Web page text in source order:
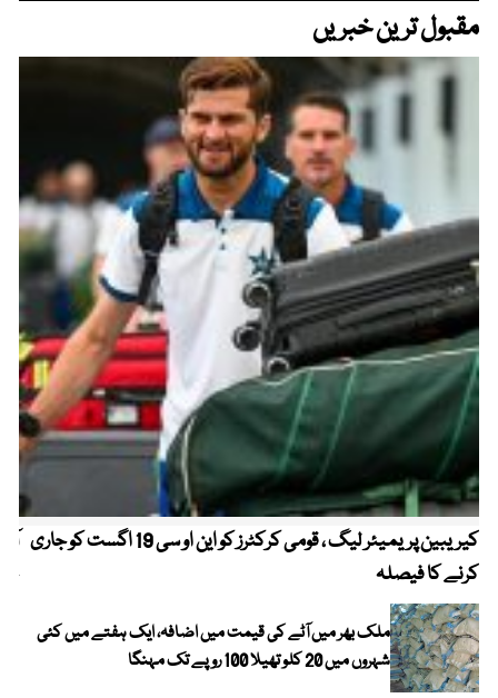
مقبول ترین خبریں
کیریبین پریمیئر لیگ ، قومی کرکٹرز کو این او سی 19 اگست کو جاری
کرنے کا فیصلہ
ملک بھر میں آٹے کی قیمت میں اضافہ، ایک ہفتے میں کئی
شہروں میں 20 کلو تھیلا 100 روپے تک مہنگا